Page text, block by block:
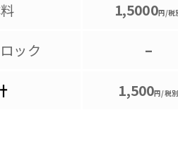
1,5000円/税
ック –
1,500円/税別